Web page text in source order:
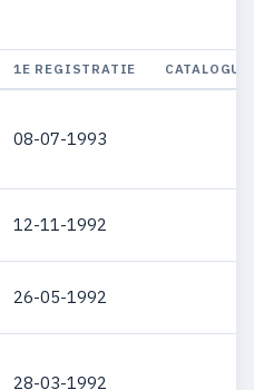
1E REGISTRATIE
08-07-1993
12-11-1992
26-05-1992
28-03-1992